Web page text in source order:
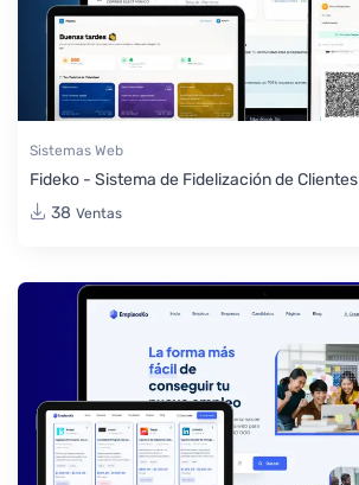
Sistemas Web
Fideko - Sistema de Fidelización de Clientes
38 Ventas